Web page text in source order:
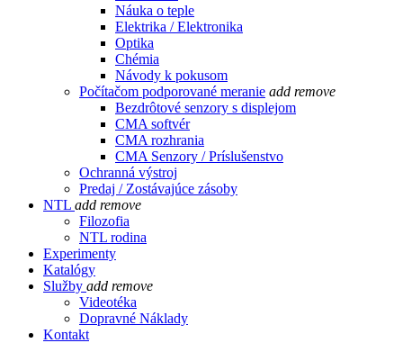
Náuka o teple
Elektrika / Elektronika
Optika
Chémia
Návody k pokusom
Počítačom podporované meranie add remove
Bezdrôtové senzory s displejom
CMA softvér
CMA rozhrania
CMA Senzory / Príslušenstvo
Ochranná výstroj
Predaj / Zostávajúce zásoby
NTL add remove
Filozofia
NTL rodina
Experimenty
Katalógy
Služby add remove
Videotéka
Dopravné Náklady
Kontakt